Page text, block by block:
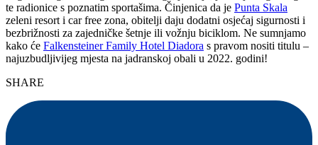
te radionice s poznatim sportašima. Činjenica da je Punta Skala
zeleni resort i car free zona, obitelji daju dodatni osjećaj sigurnosti i
bezbrižnosti za zajedničke šetnje ili vožnju biciklom. Ne sumnjamo
kako će Falkensteiner Family Hotel Diadora s pravom nositi titulu –
najuzbudljivijeg mjesta na jadranskoj obali u 2022. godini!
SHARE